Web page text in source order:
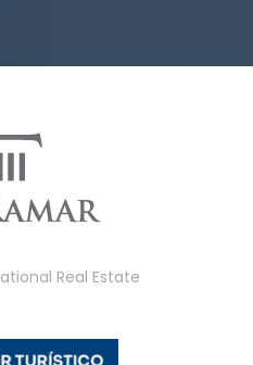
Real Estate